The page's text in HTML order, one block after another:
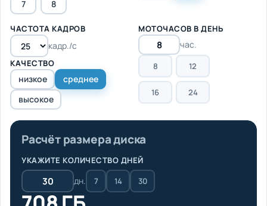
КАЧЕСТВО
низкое
среднее
высокое
Расчёт размера диска
7 14 30
708 ГБ